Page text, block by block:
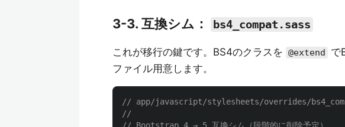
3-3. 互換シム： bs4_compat.sass
これが移行の鍵です。BS4のクラスを @extend
で
ファイル用意します。
// app/javascript/stylesheets/overrides/
//